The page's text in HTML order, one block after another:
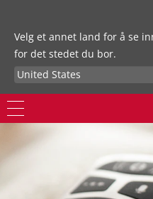
Velg et annet land for å se
for det stedet du bor.